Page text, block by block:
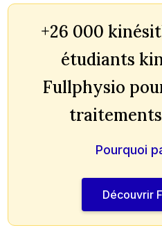
+26 000
étudiants
Fullphysio
Pourquoi
Découvrir